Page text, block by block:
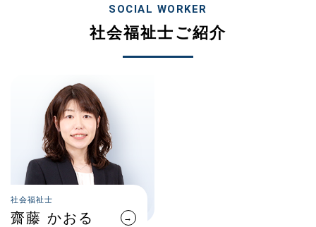
SOCIAL WORKER
社会福祉士ご紹介
社会福祉士
齋藤 かおる →